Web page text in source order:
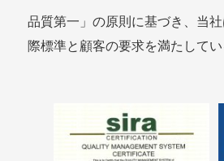
品質第一」の原則に基づき、当
際標準と顧客の要求を満たして